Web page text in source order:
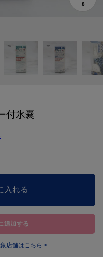
8
付氷嚢
入れる
追加する
店舗はこちら >